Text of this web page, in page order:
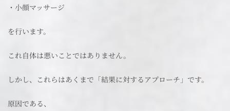
・小顔マッサージ
を行います。
これ自体は悪いことではありません。
しかし、これらはあくまで「結果に対するアプローチ」です。
原因である、